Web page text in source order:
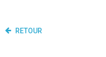
RETOUR